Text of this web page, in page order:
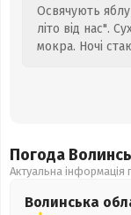
Освячують
літо від нас".
мокра. Ночі
Погода
Актуальна інформація
Волинська